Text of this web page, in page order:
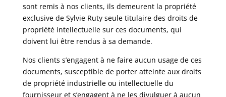
sont remis à nos clients, ils demeurent la propriété
exclusive de Sylvie Ruty seule titulaire des droits de
propriété intellectuelle sur ces documents, qui
doivent lui être rendus à sa demande.
Nos clients s’engagent à ne faire aucun usage de ces
documents, susceptible de porter atteinte aux droits
de propriété industrielle ou intellectuelle du
fournisseur et s’engagent à ne les divulguer à aucun